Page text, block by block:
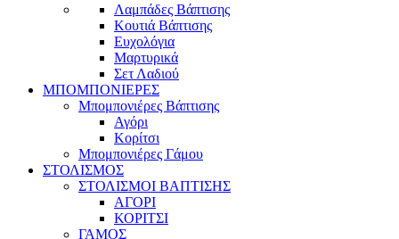
Λαμπάδες Βάπτισης
Κουτιά Βάπτισης
Ευχολόγια
Μαρτυρικά
Σετ Λαδιού
ΜΠΟΜΠΟΝΙΕΡΕΣ
Μπομπονιέρες Βάπτισης
Αγόρι
Κορίτσι
Μπομπονιέρες Γάμου
ΣΤΟΛΙΣΜΟΣ
ΣΤΟΛΙΣΜΟΙ ΒΑΠΤΙΣΗΣ
ΑΓΟΡΙ
ΚΟΡΙΤΣΙ
ΓΑΜΟΣ